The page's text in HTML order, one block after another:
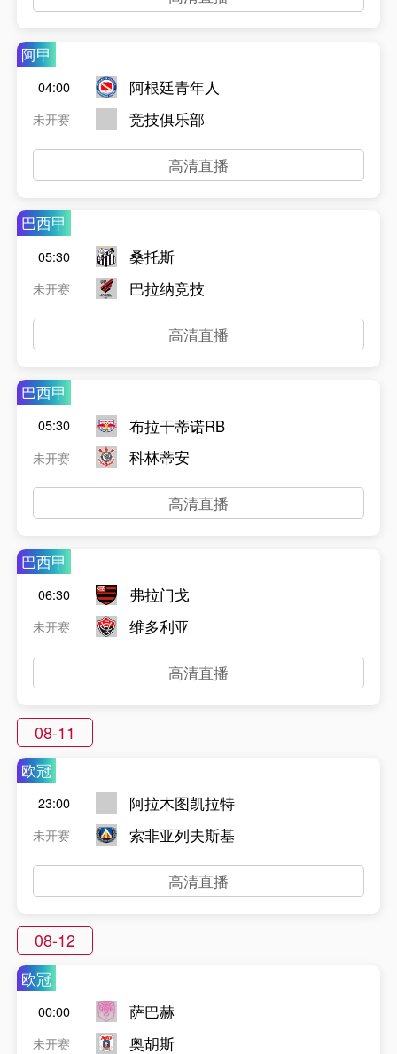
阿甲
04:00
未开赛
阿根廷青年人
竞技俱乐部
高清直播
巴西甲
05:30
未开赛
桑托斯
巴拉纳竞技
高清直播
巴西甲
05:30
未开赛
布拉干蒂诺RB
科林蒂安
高清直播
巴西甲
06:30
未开赛
弗拉门戈
维多利亚
高清直播
08-11
欧冠
23:00
未开赛
阿拉木图凯拉特
索非亚列夫斯基
高清直播
08-12
欧冠
00:00
未开赛
萨巴赫
奥胡斯